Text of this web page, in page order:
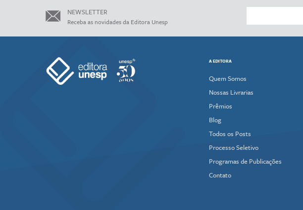
NEWSLETTER
Receba as novidades da Editora Unesp
A EDITORA
Quem Somos
Nossas Livrarias
Prêmios
Blog
Todos os Posts
Processo Seletivo
Programas de Publicações
Contato